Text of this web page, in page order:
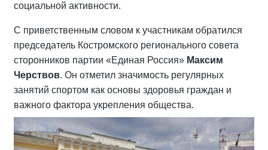
социальной активности.
С приветственным словом к участникам обратился
председатель Костромского регионального совета
сторонников партии «Единая Россия» Максим
Черствов. Он отметил значимость регулярных
занятий спортом как основы здоровья граждан и
важного фактора укрепления общества.